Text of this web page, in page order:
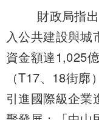
財政局指出
入公共建設與
資金額達1,025
（T17、18街
引進國際級企業